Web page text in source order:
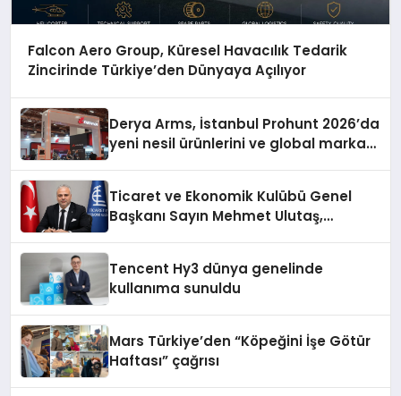
Falcon Aero Group, Küresel Havacılık Tedarik
Zincirinde Türkiye’den Dünyaya Açılıyor
Derya Arms, İstanbul Prohunt 2026’da
yeni nesil ürünlerini ve global marka
Ticaret ve Ekonomik Kulübü Genel
Başkanı Sayın Mehmet Ulutaş,
Tencent Hy3 dünya genelinde
kullanıma sunuldu
Mars Türkiye’den “Köpeğini İşe Götür
Haftası” çağrısı